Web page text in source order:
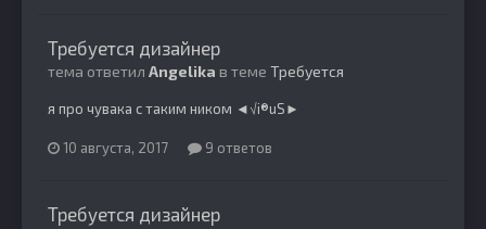
Требуется дизайнер
тема ответил Angelika в теме Требуется
я про чувака с таким ником ◄√i®uS►
10 августа, 2017 9 ответов
Требуется дизайнер